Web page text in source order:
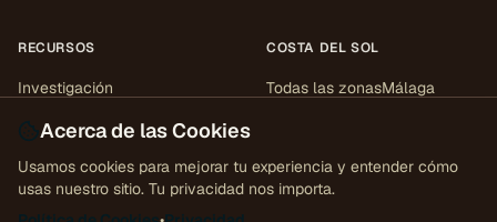
RECURSOS
Investigación
Casos de estudio
Herramientas
Perspectivas
COSTA DEL SOL
Todas las zonasMálaga
Gibraltar
Acerca de las Cookies
Usamos cookies para mejorar tu experiencia y entender cómo
usas nuestro sitio. Tu privacidad nos importa.